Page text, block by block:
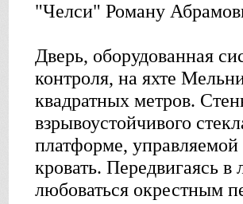
"Челси" Роману
Дверь, оборудованная
контроля, на яхте
квадратных метров.
взрывоустойчивого
платформе,
кровать. Передвигаясь
любоваться окрестным